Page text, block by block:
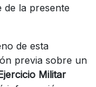
de la presente
de esta
previa sobre un
Militar